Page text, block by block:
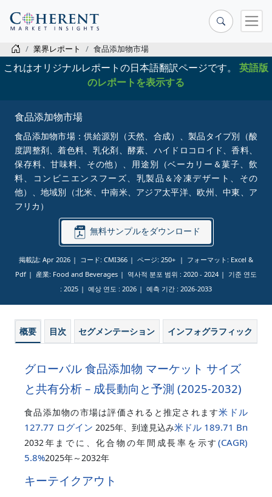
業界レポート 食品添加物市場
これはオリジナルレポートの日本語翻訳ページです。 英語版
のレポートを表示する
食品添加物市場
食品添加物市場：供給源別（天然、合成）、製品タイプ別（酸
度調整剤、着色料、乳化剤、酵素、ハイドロコロイド、香料、
保存料、甘味料、その他）、用途別（ベーカリー＆菓子、飲
料、コンビニエンスフーズ、乳製品＆冷凍デザート、その
他）、地域別（北米、中南米、アジア太平洋、欧州、中東、ア
フリカ）
無料サンプルをダウンロード
掲載誌: Apr 2026 コード: CMI366 ページ: 250+
フォーマット: Excel &
Pdf
産業: Food and Beverages 역사적 분포 범위 : 2020 - 2024
기준 연도
: 2025 예상 연도 : 2026 예측 기간 : 2026-2033
概要 目次 セグメンテーション インフォグラフィック
グローバル 食品添加物 マーケット サイズ
と共有分析 – 成長動向と予測 (2025-2032)
食品添加物の市場は評価されると推定されます米ドル
127.77 ログイン 2025年、到達見込み米ドル 189.71 Bn
2032年までに、化合物の年間成長率を示す (CAGR)
5.8%2025年～2032年
キーテイクアウト